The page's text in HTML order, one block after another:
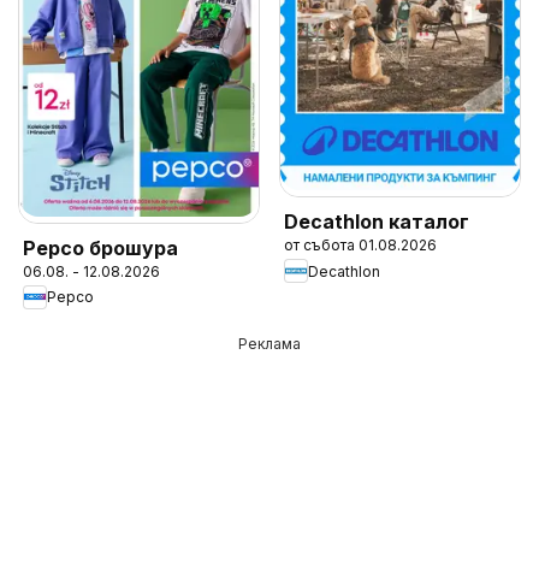
Pepco брошура
06.08. - 12.08.2026
Pepco
Decathlon каталог
от събота 01.08.2026
Decathlon
Реклама